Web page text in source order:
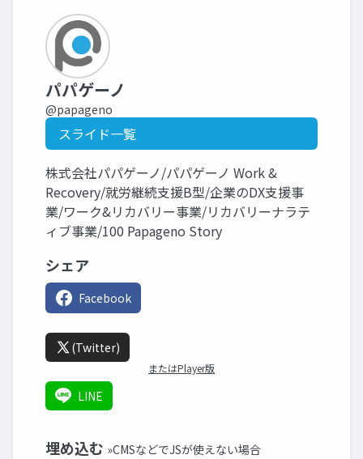
パパゲーノ
@papageno
スライド一覧
株式会社パパゲーノ/パパゲーノ Work &
Recovery/就労継続支援B型/企業のDX支援事
業/ワーク&リカバリー事業/リカバリーナラテ
ィブ事業/100 Papageno Story
シェア
Facebook
(Twitter)
またはPlayer版
LINE
埋め込む »CMSなどでJSが使えない場合